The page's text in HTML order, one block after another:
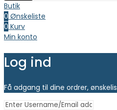
Butik
0 Ønskeliste
0 Kurv
Min konto
Log ind
Få adgang til dine ordrer,